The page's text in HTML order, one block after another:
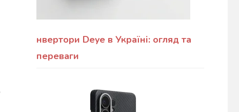
нвертори Deye в Україні: огляд та
переваги